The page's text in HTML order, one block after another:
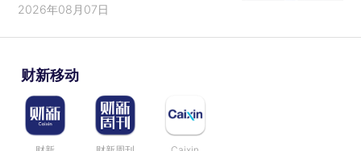
2026年08月07日
财新移动